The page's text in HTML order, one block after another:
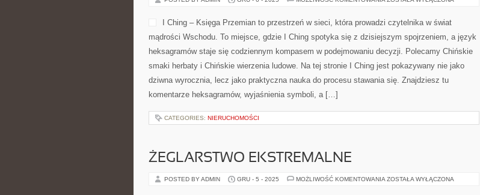
PRZYRODA
I Ching – Księga Przemian to przestrzeń w sieci, która prowadzi czytelnika w świat
mądrości Wschodu. To miejsce, gdzie I Ching spotyka się z dzisiejszym spojrzeniem, a język
heksagramów staje się codziennym kompasem w podejmowaniu decyzji. Polecamy Chińskie
smaki herbaty i Chińskie wierzenia ludowe. Na tej stronie I Ching jest pokazywany nie jako
dziwna wyrocznia, lecz jako praktyczna nauka do procesu stawania się. Znajdziesz tu
komentarze heksagramów, wyjaśnienia symboli, a […]
CATEGORIES: NIERUCHOMOŚCI
ŻEGLARSTWO EKSTREMALNE
POSTED BY ADMIN GRU - 5 - 2025 MOŻLIWOŚĆ KOMENTOWANIA ŻEGLARSTWO
ZOSTAŁA WYŁĄCZONA